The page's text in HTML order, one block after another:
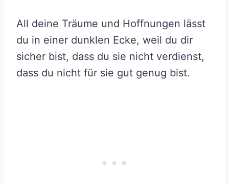
All deine Träume und Hoffnungen lässt
du in einer dunklen Ecke, weil du dir
sicher bist, dass du sie nicht verdienst,
dass du nicht für sie gut genug bist.